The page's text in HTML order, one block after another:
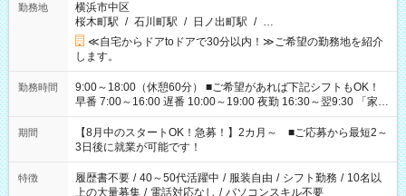
勤務地
横浜市中区
桜木町駅 / 石川町駅 / 日ノ出町駅 / …
≪自宅からドアtoドアで30分以内！≫ご希望の勤務地を紹介
します。
勤務時間
9:00～18:00（休憩60分） ■ご希望があれば下記シフトもOK！
早番 7:00～16:00 遅番 10:00～19:00 夜勤 16:30～翌9:30 「家族
と休みを合わせたい」 「余裕を持って夕飯の準備がしたい」
「できれば残業はしたくない」 など、ご希望を教えてください
ね。 ※Wワーク希望の方へ 今ご覧のお仕事で希望する勤務時間
と、もう1つのお仕事の勤務時間。 合計で週40時間を超える場
合は応募できません。
期間
【8月中のスタートOK！急募！】2カ月～ ■ご応募から最短2～
3日後に就業が可能です！
特徴 履歴書不要 / 40～50代活躍中 / 服装自由 / シフト勤務 / 10名以
上の大量募集 / 電話対応なし / パソコンスキル不要